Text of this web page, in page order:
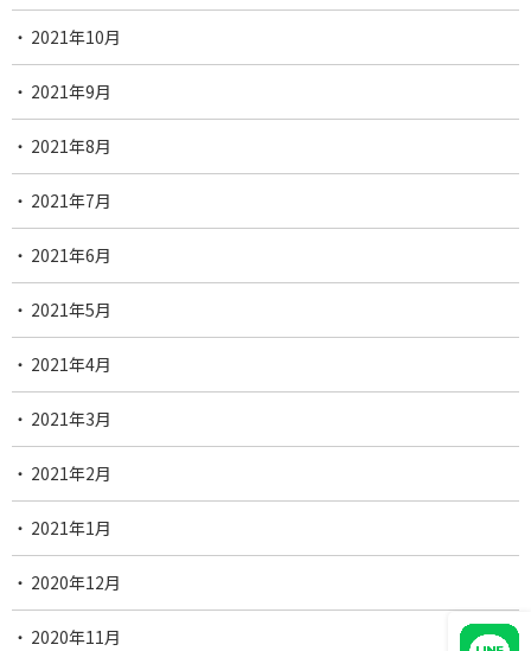
2021年10月
2021年9月
2021年8月
2021年7月
2021年6月
2021年5月
2021年4月
2021年3月
2021年2月
2021年1月
2020年12月
2020年11月